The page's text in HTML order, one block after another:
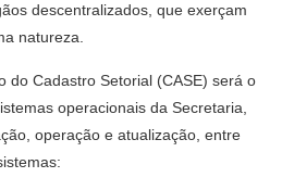
descentralizados, que exerçam
natureza.
do Cadastro Setorial (CASE) será o
operacionais da Secretaria,
operação e atualização, entre